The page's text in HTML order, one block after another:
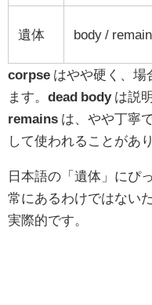
遺体 body /
corpse はやや硬く、場
ます。 dead bodyは説
remains は、やや丁寧
して使われることがあ
日本語の「遺体」にぴ
常にあるわけではない
実際的です。